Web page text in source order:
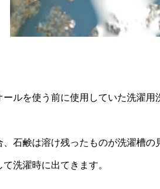
ールを使う前に使用していた洗濯
、石鹸は溶け残ったものが洗濯槽
洗濯時に出てきます。